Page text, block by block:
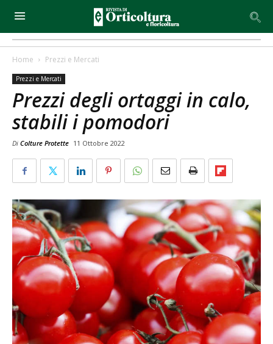
Home Prezzi e Mercati
Prezzi e Mercati
Prezzi degli ortaggi in calo,
stabili i pomodori
Di Colture Protette 11 Ottobre 2022